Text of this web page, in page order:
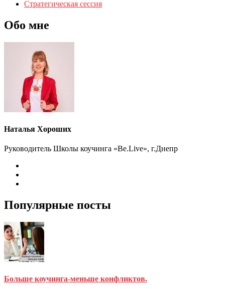
Стратегическая сессия
Обо мне
Наталья Хороших
Руководитель Школы коучинга «Be.Live», г.Днепр
Популярные посты
Больше коучинга-меньше конфликтов.